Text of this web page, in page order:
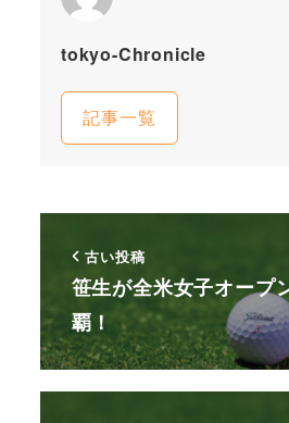
tokyo-Chronicle
記事一覧
古い投稿
笹生が全米女子オープ
覇！